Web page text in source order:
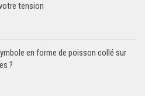
tension
en forme de poisson collé sur
?